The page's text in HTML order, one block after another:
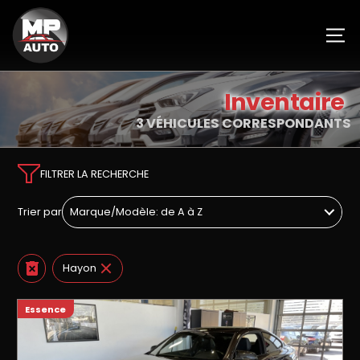
Inventaire
3 VÉHICULES CORRESPONDANTS
FILTRER LA RECHERCHE
Trier par
Hayon
Essence